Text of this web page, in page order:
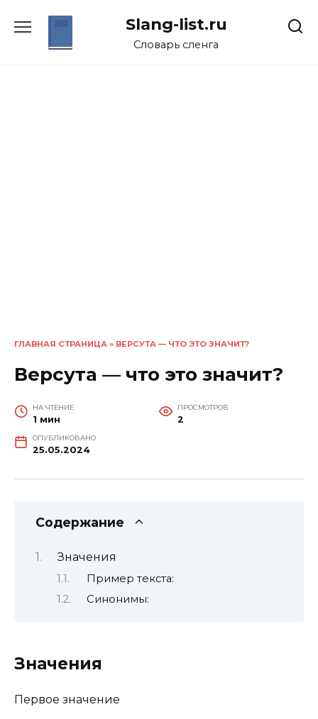
Slang-list.ru
Словарь сленга
ГЛАВНАЯ СТРАНИЦА » ВЕРСУТА — ЧТО ЭТО ЗНАЧИТ?
Версута — что это значит?
НА ЧТЕНИЕ
1 мин
ПРОСМОТРОВ
2
ОПУБЛИКОВАНО
25.05.2024
Содержание
Значения
Пример текста:
Синонимы:
Значения
Первое значение